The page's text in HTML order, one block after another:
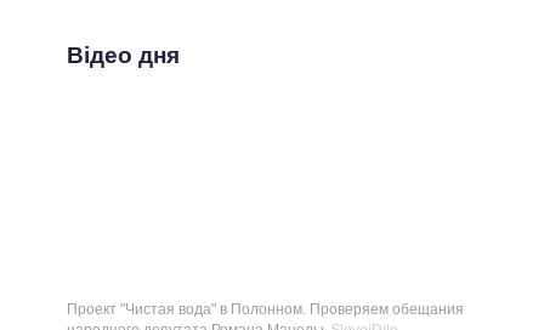
Відео дня
Проект "Чистая вода" в Полонном. Проверяем обещания